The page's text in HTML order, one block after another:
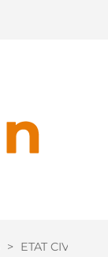
> ETAT CIVIL